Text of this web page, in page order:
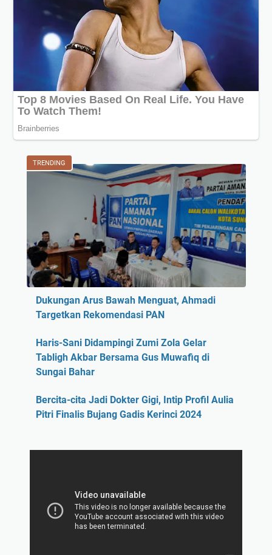
TRENDING
Dukungan Arus Bawah Menguat, Ahmadi
Targetkan Rekomendasi PAN
Haris-Sani Didampingi Zumi Zola Gelar
Tabligh Akbar Bersama Gus Muwafiq di
Sungai Bahar
Bercita-cita Jadi Dokter Gigi, Intip Profil Aulia
Pitri Finalis Bujang Gadis Kerinci 2024